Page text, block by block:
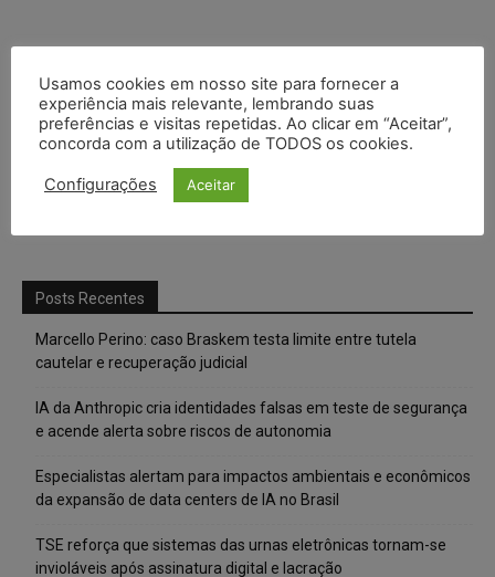
Posts Recentes
Marcello Perino: caso Braskem testa limite entre tutela
cautelar e recuperação judicial
IA da Anthropic cria identidades falsas em teste de segurança
e acende alerta sobre riscos de autonomia
Especialistas alertam para impactos ambientais e econômicos
da expansão de data centers de IA no Brasil
TSE reforça que sistemas das urnas eletrônicas tornam-se
invioláveis após assinatura digital e lacração
Usamos cookies em nosso site para fornecer a
experiência mais relevante, lembrando suas
preferências e visitas repetidas. Ao clicar em “Aceitar”,
concorda com a utilização de TODOS os cookies.
Configurações Aceitar